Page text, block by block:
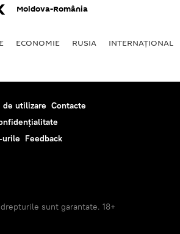
Moldova-România
ECONOMIE RUSIA INTERNAŢIONAL
de utilizare Contacte
urile Feedback
sunt garantate. 18+